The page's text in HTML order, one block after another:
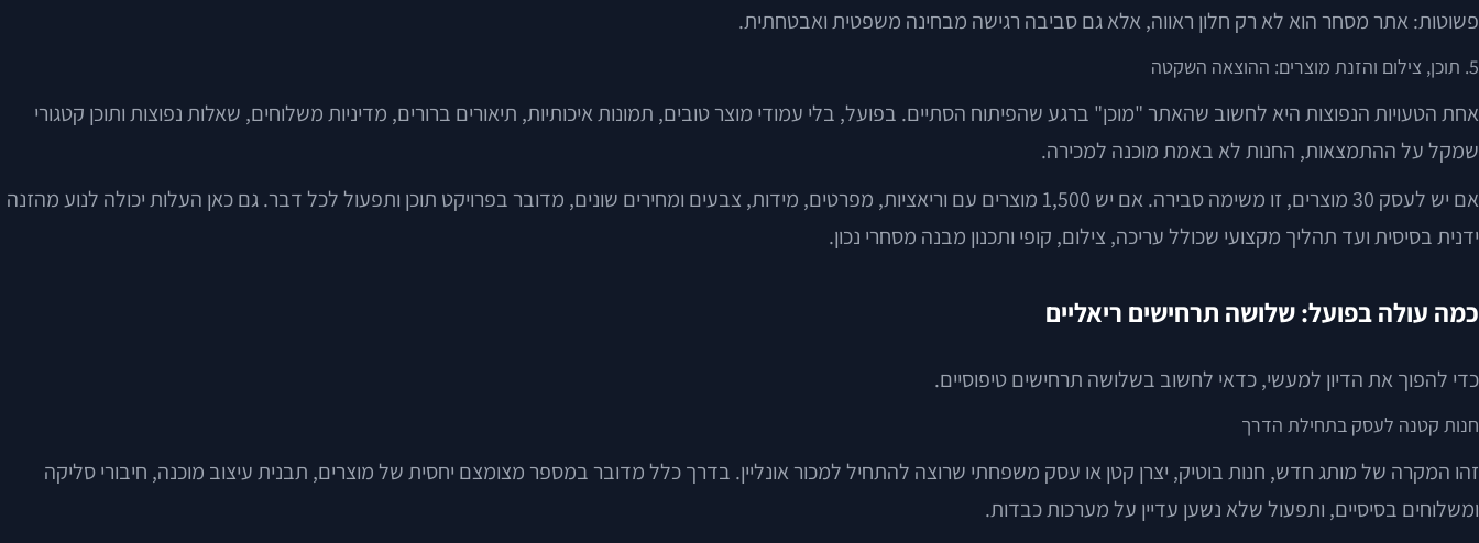
פשוטות: אתר מסחר הוא לא רק חלון ראווה, אלא גם סביבה רגישה מבחינה משפטית ואבטחתית.
5. תוכן, צילום והזנת מוצרים: ההוצאה השקטה
אחת הטעויות הנפוצות היא לחשוב שהאתר "מוכן" ברגע שהפיתוח הסתיים. בפועל, בלי עמודי מוצר טובים, תמונות איכותיות, תיאורים ברורים, מדיניות משלוחים, שאלות נפוצות ותוכן קטגורי
שמקל על ההתמצאות, החנות לא באמת מוכנה למכירה.
אם יש לעסק 30 מוצרים, זו משימה סבירה. אם יש 1,500 מוצרים עם וריאציות, מפרטים, מידות, צבעים ומחירים שונים, מדובר בפרויקט תוכן ותפעול לכל דבר. גם כאן העלות יכולה לנוע מהזנה
ידנית בסיסית ועד תהליך מקצועי שכולל עריכה, צילום, קופי ותכנון מבנה מסחרי נכון.
כמה עולה בפועל: שלושה תרחישים ריאליים
כדי להפוך את הדיון למעשי, כדאי לחשוב בשלושה תרחישים טיפוסיים.
חנות קטנה לעסק בתחילת הדרך
זהו המקרה של מותג חדש, חנות בוטיק, יצרן קטן או עסק משפחתי שרוצה להתחיל למכור אונליין. בדרך כלל מדובר במספר מצומצם יחסית של מוצרים, תבנית עיצוב מוכנה, חיבורי סליקה
ומשלוחים בסיסיים, ותפעול שלא נשען עדיין על מערכות כבדות.